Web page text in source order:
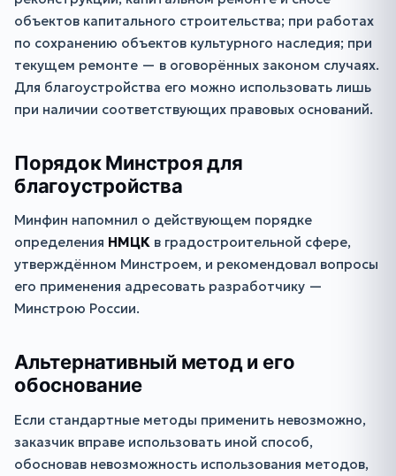
объектов капитального строительства; при работах
по сохранению объектов культурного наследия; при
текущем ремонте — в оговорённых законом случаях.
Для благоустройства его можно использовать лишь
при наличии соответствующих правовых оснований.
Порядок Минстроя для
благоустройства
Минфин напомнил о действующем порядке
определения НМЦК в градостроительной сфере,
утверждённом Минстроем, и рекомендовал вопросы
его применения адресовать разработчику —
Минстрою России.
Альтернативный метод и его
обоснование
Если стандартные методы применить невозможно,
заказчик вправе использовать иной способ,
обосновав невозможность использования методов,